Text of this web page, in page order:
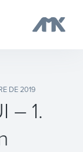
DE 2019
– 1.